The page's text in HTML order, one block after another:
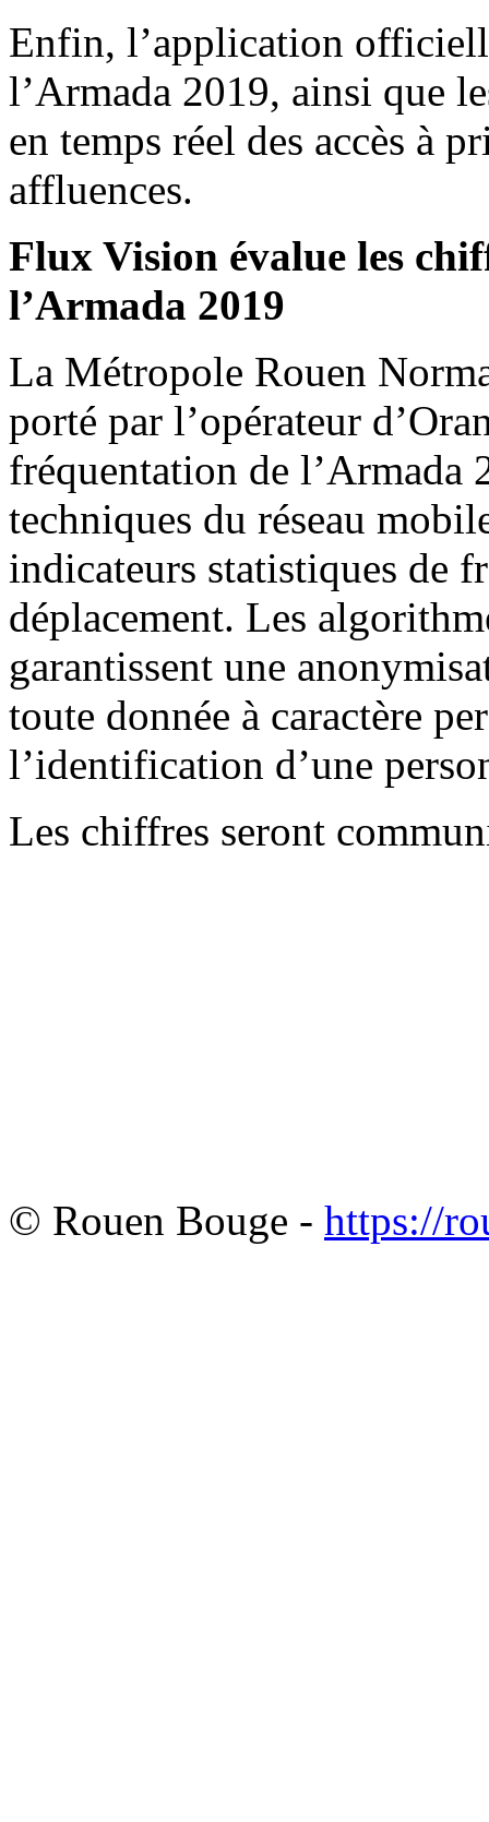
Enfin, l’application
l’Armada 2019, ainsi que
en temps réel des accès à
affluences.
Flux Vision évalue les
l’Armada 2019
La Métropole Rouen
porté par l’opérateur
fréquentation de
techniques du réseau
indicateurs statistiques de
déplacement. Les
garantissent une
toute donnée à caractère
l’identification d’une
Les chiffres seront
© Rouen Bouge - https://